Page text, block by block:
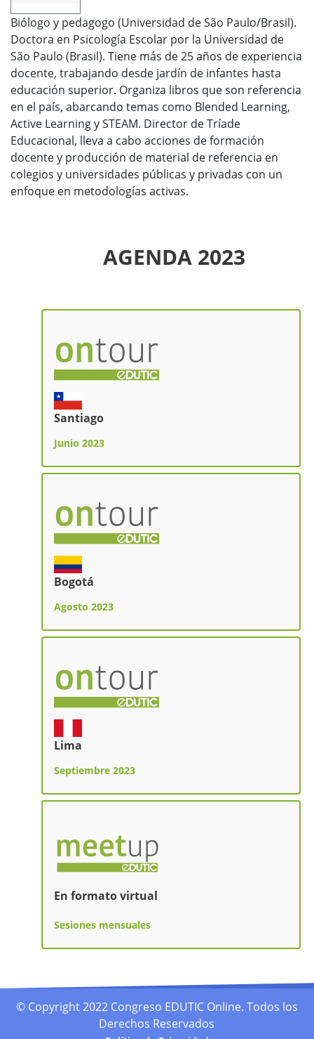
Biólogo y pedagogo (Universidad de São Paulo/Brasil).
Doctora en Psicología Escolar por la Universidad de
São Paulo (Brasil). Tiene más de 25 años de experiencia
docente, trabajando desde jardín de infantes hasta
educación superior. Organiza libros que son referencia
en el país, abarcando temas como Blended Learning,
Active Learning y STEAM. Director de Tríade
Educacional, lleva a cabo acciones de formación
docente y producción de material de referencia en
colegios y universidades públicas y privadas con un
enfoque en metodologías activas.
AGENDA 2023
Santiago
Junio 2023
Bogotá
Agosto 2023
Lima
Septiembre 2023
En formato virtual
Sesiones mensuales
© Copyright 2022 Congreso EDUTIC Online. Todos los
Derechos Reservados